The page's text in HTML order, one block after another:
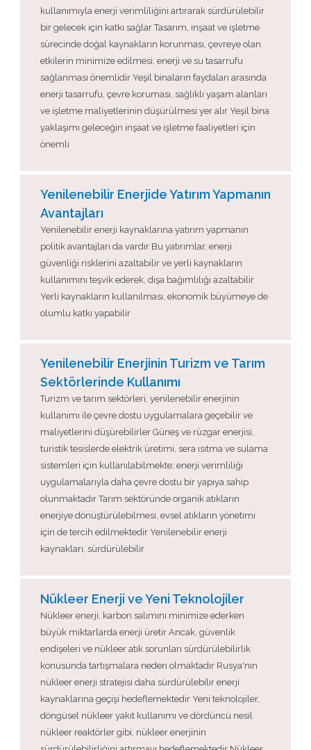
kullanımıyla enerji verimliliğini artırarak sürdürülebilir
bir gelecek için katkı sağlar Tasarım, inşaat ve işletme
sürecinde doğal kaynakların korunması, çevreye olan
etkilerin minimize edilmesi, enerji ve su tasarrufu
sağlanması önemlidir Yeşil binaların faydaları arasında
enerji tasarrufu, çevre koruması, sağlıklı yaşam alanları
ve işletme maliyetlerinin düşürülmesi yer alır Yeşil bina
yaklaşımı geleceğin inşaat ve işletme faaliyetleri için
önemli
Yenilenebilir Enerjide Yatırım Yapmanın
Avantajları
Yenilenebilir enerji kaynaklarına yatırım yapmanın
politik avantajları da vardır Bu yatırımlar, enerji
güvenliği risklerini azaltabilir ve yerli kaynakların
kullanımını teşvik ederek, dışa bağımlılığı azaltabilir
Yerli kaynakların kullanılması, ekonomik büyümeye de
olumlu katkı yapabilir
Yenilenebilir Enerjinin Turizm ve Tarım
Sektörlerinde Kullanımı
Turizm ve tarım sektörleri, yenilenebilir enerjinin
kullanımı ile çevre dostu uygulamalara geçebilir ve
maliyetlerini düşürebilirler Güneş ve rüzgar enerjisi,
turistik tesislerde elektrik üretimi, sera ısıtma ve sulama
sistemleri için kullanılabilmekte; enerji verimliliği
uygulamalarıyla daha çevre dostu bir yapıya sahip
olunmaktadır Tarım sektöründe organik atıkların
enerjiye dönüştürülebilmesi, evsel atıkların yönetimi
için de tercih edilmektedir Yenilenebilir enerji
kaynakları, sürdürülebilir
Nükleer Enerji ve Yeni Teknolojiler
Nükleer enerji, karbon salımını minimize ederken
büyük miktarlarda enerji üretir Ancak, güvenlik
endişeleri ve nükleer atık sorunları sürdürülebilirlik
konusunda tartışmalara neden olmaktadır Rusya'nın
nükleer enerji stratejisi daha sürdürülebilir enerji
kaynaklarına geçişi hedeflemektedir Yeni teknolojiler,
döngüsel nükleer yakıt kullanımı ve dördüncü nesil
nükleer reaktörler gibi, nükleer enerjinin